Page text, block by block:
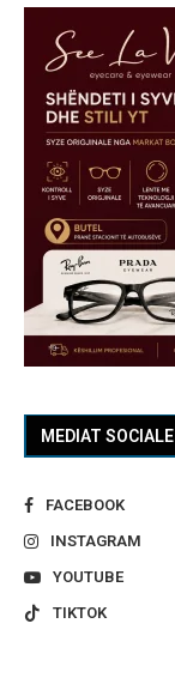
MEDIAT SOCIALE
FACEBOOK
INSTAGRAM
YOUTUBE
TIKTOK